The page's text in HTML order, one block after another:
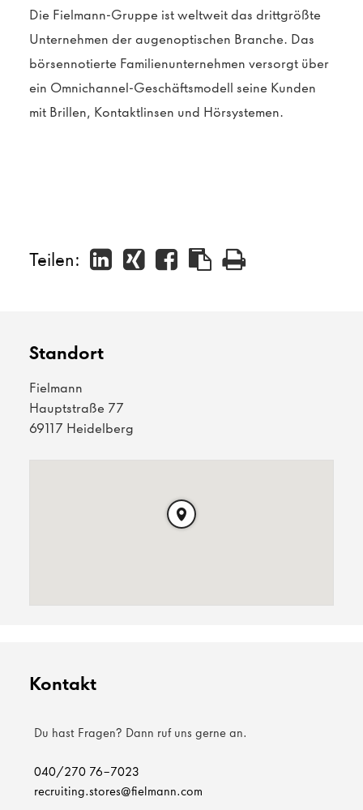
Die Fielmann-Gruppe ist weltweit das drittgrößte
Unternehmen der augenoptischen Branche. Das
börsennotierte Familienunternehmen versorgt über
ein Omnichannel-Geschäftsmodell seine Kunden
mit Brillen, Kontaktlinsen und Hörsystemen.
Teilen:
Standort
Fielmann
Hauptstraße 77
69117 Heidelberg
Kontakt
Du hast Fragen? Dann ruf uns gerne an.
040/270 76-7023
recruiting.stores@fielmann.com